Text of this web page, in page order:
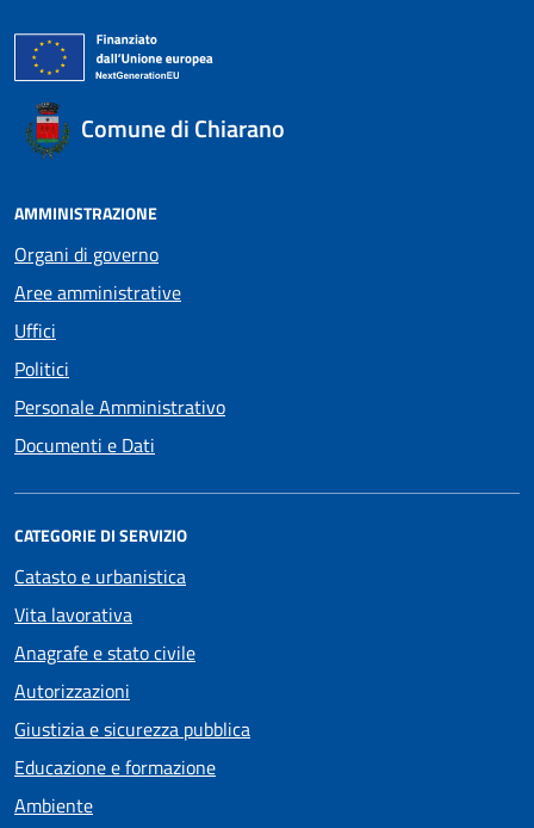
Comune di Chiarano
AMMINISTRAZIONE
Organi di governo
Aree amministrative
Uffici
Politici
Personale Amministrativo
Documenti e Dati
CATEGORIE DI SERVIZIO
Catasto e urbanistica
Vita lavorativa
Anagrafe e stato civile
Autorizzazioni
Giustizia e sicurezza pubblica
Educazione e formazione
Ambiente